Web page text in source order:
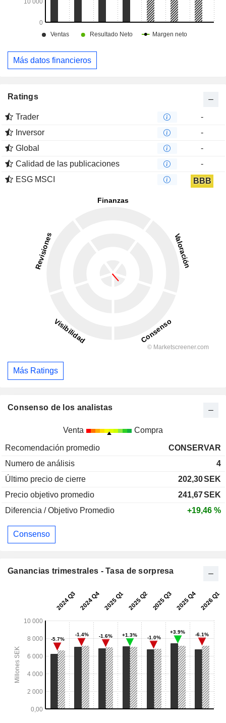
Más datos financieros
Ratings
Trader
-
Inversor
-
Global
-
Calidad de las publicaciones
-
ESG MSCI
BBB
Más Ratings
Consenso de los analistas
Venta Compra
Recomendación promedio
CONSERVAR
Numero de análisis
4
Último precio de cierre
202,30SEK
Precio objetivo promedio
241,67SEK
Diferencia / Objetivo Promedio
+19,46 %
Consenso
Ganancias trimestrales - Tasa de sorpresa